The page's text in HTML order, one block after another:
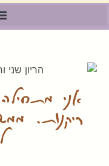
אני
ריקנות.